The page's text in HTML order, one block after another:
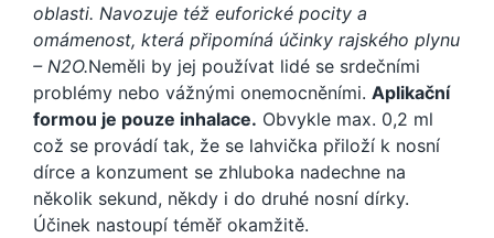
oblasti. Navozuje též euforické pocity a
omámenost, která připomíná účinky rajského plynu
– N2O.Neměli by jej používat lidé se srdečními
problémy nebo vážnými onemocněními. Aplikační
formou je pouze inhalace. Obvykle max. 0,2 ml
což se provádí tak, že se lahvička přiloží k nosní
dírce a konzument se zhluboka nadechne na
několik sekund, někdy i do druhé nosní dírky.
Účinek nastoupí téměř okamžitě.